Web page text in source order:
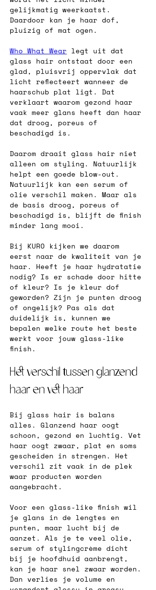
gelijkmatig weerkaatst.
Daardoor kan je haar dof,
pluizig of mat ogen.
Who What Wear legt uit dat
glass hair ontstaat door een
glad, pluisvrij oppervlak dat
licht reflecteert wanneer de
haarschub plat ligt. Dat
verklaart waarom gezond haar
vaak meer glans heeft dan haar
dat droog, poreus of
beschadigd is.
Daarom draait glass hair niet
alleen om styling. Natuurlijk
helpt een goede blow-out.
Natuurlijk kan een serum of
olie verschil maken. Maar als
de basis droog, poreus of
beschadigd is, blijft de finish
minder lang mooi.
Bij KURO kijken we daarom
eerst naar de kwaliteit van je
haar. Heeft je haar hydratatie
nodig? Is er schade door hitte
of kleur? Is je kleur dof
geworden? Zijn je punten droog
of ongelijk? Pas als dat
duidelijk is, kunnen we
bepalen welke route het beste
werkt voor jouw glass-like
finish.
Het verschil tussen glanzend
haar en vet haar
Bij glass hair is balans
alles. Glanzend haar oogt
schoon, gezond en luchtig. Vet
haar oogt zwaar, plat en soms
gescheiden in strengen. Het
verschil zit vaak in de plek
waar producten worden
aangebracht.
Voor een glass-like finish wil
je glans in de lengtes en
punten, maar lucht bij de
aanzet. Als je te veel olie,
serum of stylingcrème dicht
bij je hoofdhuid aanbrengt,
kan je haar snel zwaar worden.
Dan verlies je volume en